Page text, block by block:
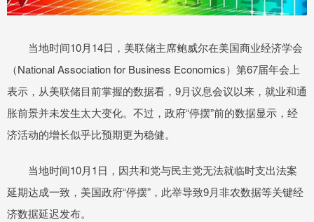
当地时间10月14日，美联储主席鲍威尔在美国商业经济学会
（National Association for Business Economics）第67届年会上
表示，从美联储目前掌握的数据看，9月议息会议以来，就业和通
胀前景并未发生太大变化。不过，政府“停摆”前的数据显示，经
济活动的增长似乎比预期更为稳健。
当地时间10月1日，因共和党与民主党无法就临时支出法案
延期达成一致，美国政府“停摆”，此举导致9月非农数据等关键经
济数据延迟发布。